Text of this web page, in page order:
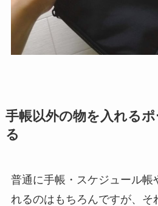
手帳以外の物を入れる
る
普通に手帳・スケジュール帳
れるのはもちろんですが、そ